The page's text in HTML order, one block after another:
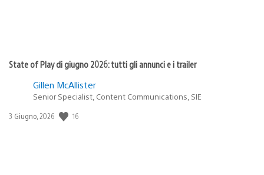
State of Play di giugno 2026: tutti gli annunci e i trailer
Gillen McAllister
Senior Specialist, Content Communications, SIE
Data
3 Giugno, 2026 16